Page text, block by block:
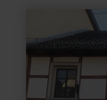
zu:
Heimat-,
Zunft-
und
Johannitermuseum
Adenau